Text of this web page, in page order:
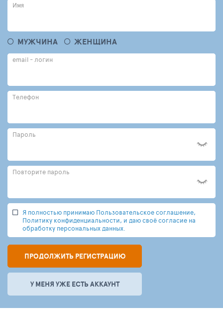
Имя
МУЖЧИНА ЖЕНЩИНА
email - логин
Телефон
Пароль
Повторите пароль
Я полностью принимаю Пользовательское соглашение,
Политику конфиденциальности, и даю своё согласие на
обработку персональных данных.
ПРОДОЛЖИТЬ РЕГИСТРАЦИЮ
У МЕНЯ УЖЕ ЕСТЬ АККАУНТ